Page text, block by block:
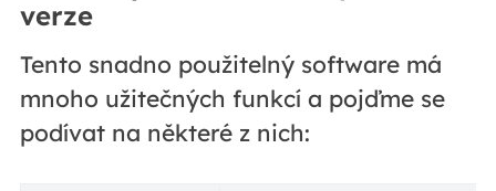
verze
Tento snadno použitelný software má
mnoho užitečných funkcí a pojďme se
podívat na některé z nich: